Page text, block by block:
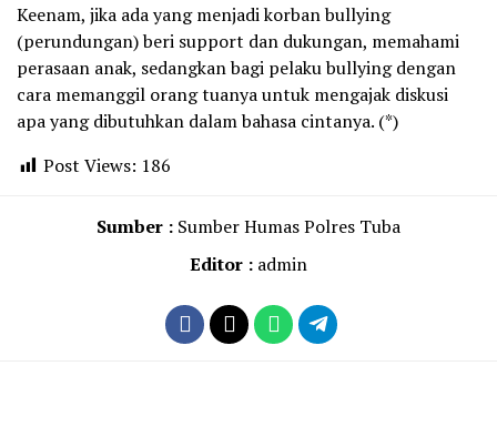
Keenam, jika ada yang menjadi korban bullying
(perundungan) beri support dan dukungan, memahami
perasaan anak, sedangkan bagi pelaku bullying dengan
cara memanggil orang tuanya untuk mengajak diskusi
apa yang dibutuhkan dalam bahasa cintanya. (*)
Post Views: 186
Sumber : Sumber Humas Polres Tuba
Editor : admin